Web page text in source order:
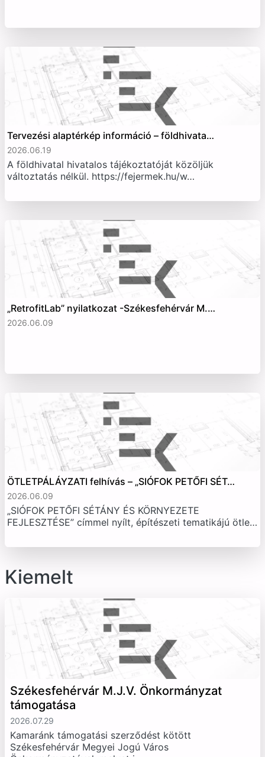
Tervezési alaptérkép információ – földhivata…
2026.06.19
A földhivatal hivatalos tájékoztatóját közöljük
változtatás nélkül. https://fejermek.hu/w…
„RetrofitLab” nyilatkozat -Székesfehérvár M.…
2026.06.09
ÖTLETPÁLÁYZATI felhívás – „SIÓFOK PETŐFI SÉT…
2026.06.09
„SIÓFOK PETŐFI SÉTÁNY ÉS KÖRNYEZETE
FEJLESZTÉSE” címmel nyílt, építészeti tematikájú ötle…
Kiemelt
Székesfehérvár M.J.V. Önkormányzat
támogatása
2026.07.29
Kamaránk támogatási szerződést kötött
Székesfehérvár Megyei Jogú Város